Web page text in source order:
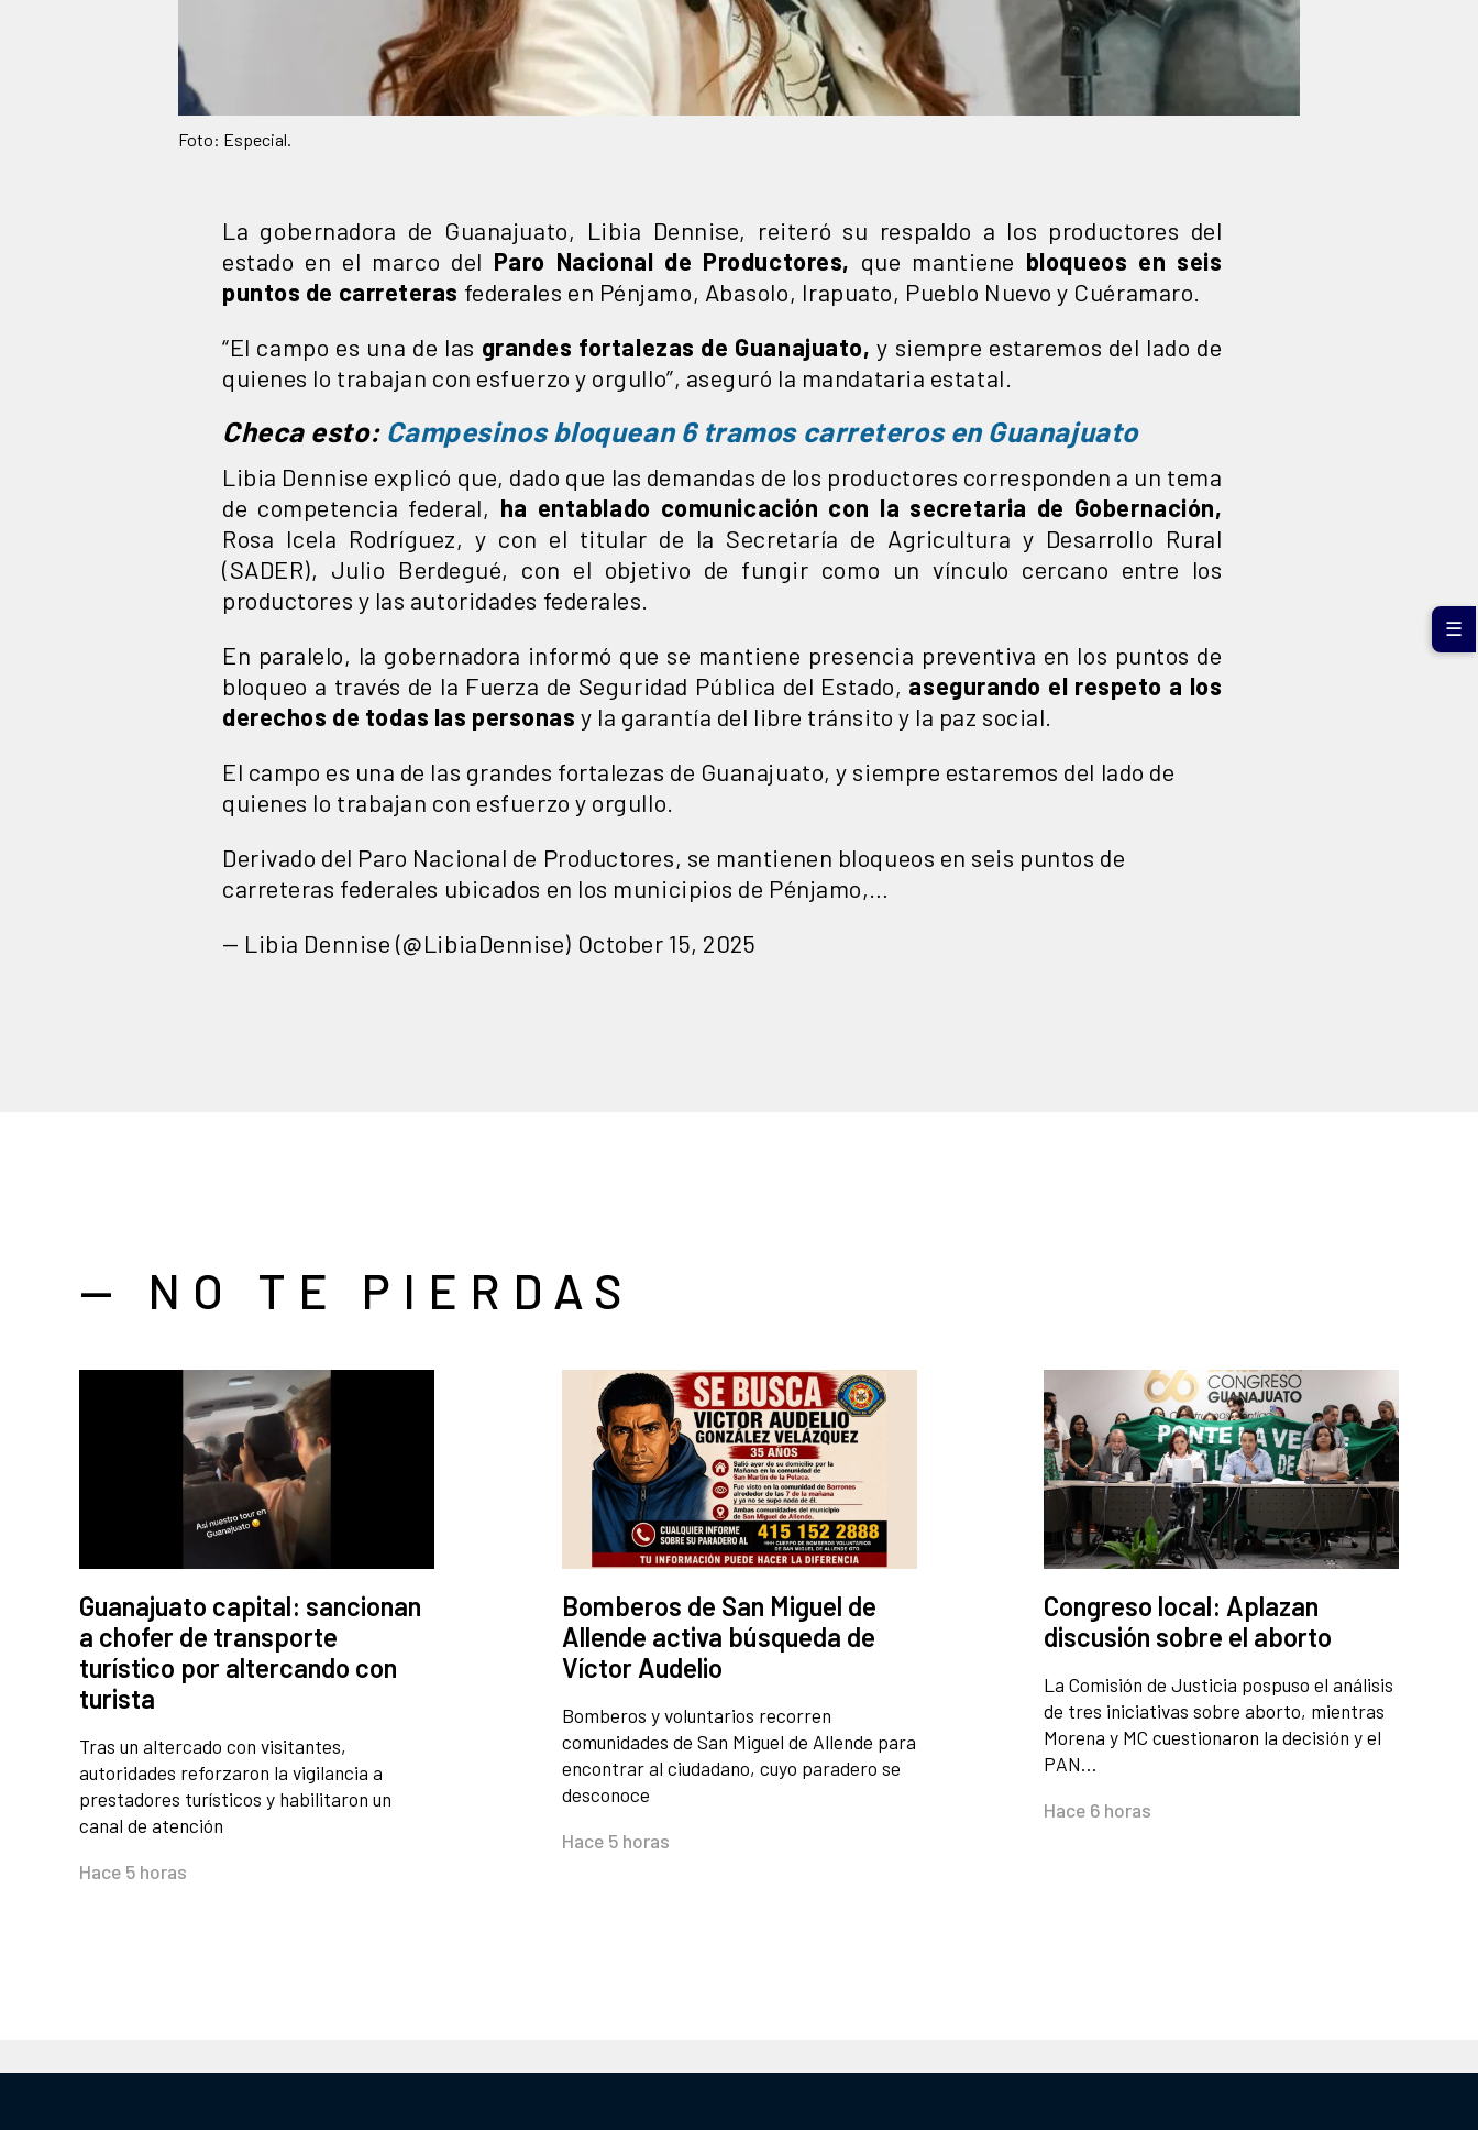
Foto: Especial.
La gobernadora de Guanajuato, Libia Dennise, reiteró su respaldo a los productores del
estado en el marco del Paro Nacional de Productores, que mantiene bloqueos en seis
puntos de carreteras federales en Pénjamo, Abasolo, Irapuato, Pueblo Nuevo y Cuéramaro.
“El campo es una de las grandes fortalezas de Guanajuato, y siempre estaremos del lado de
quienes lo trabajan con esfuerzo y orgullo”, aseguró la mandataria estatal.
Checa esto: Campesinos bloquean 6 tramos carreteros en Guanajuato
Libia Dennise explicó que, dado que las demandas de los productores corresponden a un tema
de competencia federal, ha entablado comunicación con la secretaria de Gobernación,
Rosa Icela Rodríguez, y con el titular de la Secretaría de Agricultura y Desarrollo Rural
(SADER), Julio Berdegué, con el objetivo de fungir como un vínculo cercano entre los
productores y las autoridades federales.
En paralelo, la gobernadora informó que se mantiene presencia preventiva en los puntos de
bloqueo a través de la Fuerza de Seguridad Pública del Estado, asegurando el respeto a los
derechos de todas las personas y la garantía del libre tránsito y la paz social.
El campo es una de las grandes fortalezas de Guanajuato, y siempre estaremos del lado de
quienes lo trabajan con esfuerzo y orgullo.
Derivado del Paro Nacional de Productores, se mantienen bloqueos en seis puntos de
carreteras federales ubicados en los municipios de Pénjamo,…
— Libia Dennise (@LibiaDennise) October 15, 2025
— NO TE PIERDAS
Guanajuato capital: sancionan
a chofer de transporte
turístico por altercando con
turista
Tras un altercado con visitantes,
autoridades reforzaron la vigilancia a
prestadores turísticos y habilitaron un
canal de atención
Hace 5 horas
Bomberos de San Miguel de
Allende activa búsqueda de
Víctor Audelio
Bomberos y voluntarios recorren
comunidades de San Miguel de Allende para
encontrar al ciudadano, cuyo paradero se
desconoce
Hace 5 horas
Congreso local: Aplazan
discusión sobre el aborto
La Comisión de Justicia pospuso el análisis
de tres iniciativas sobre aborto, mientras
Morena y MC cuestionaron la decisión y el
PAN…
Hace 6 horas
☰